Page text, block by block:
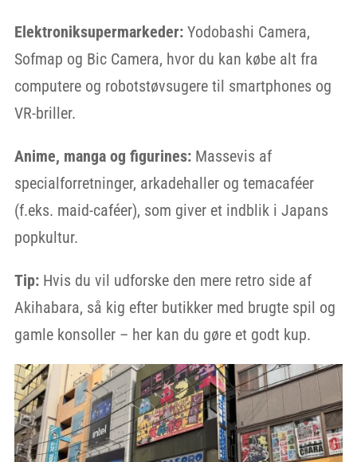
Elektroniksupermarkeder:Yodobashi Camera,
Sofmap og Bic Camera, hvor du kan købe alt fra
computere og robotstøvsugere til smartphones og
VR-briller.
Anime, manga og figurines:Massevis af
specialforretninger, arkadehaller og temacaféer
(f.eks. maid-caféer), som giver et indblik i Japans
popkultur.
Tip:Hvis du vil udforske den mere retro side af
Akihabara, så kig efter butikker med brugte spil og
gamle konsoller – her kan du gøre et godt kup.